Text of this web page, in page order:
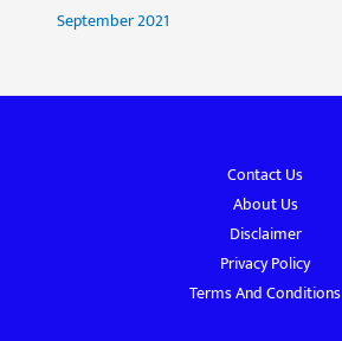
September 2021
Contact Us
About Us
Disclaimer
Privacy Policy
Terms And Conditions